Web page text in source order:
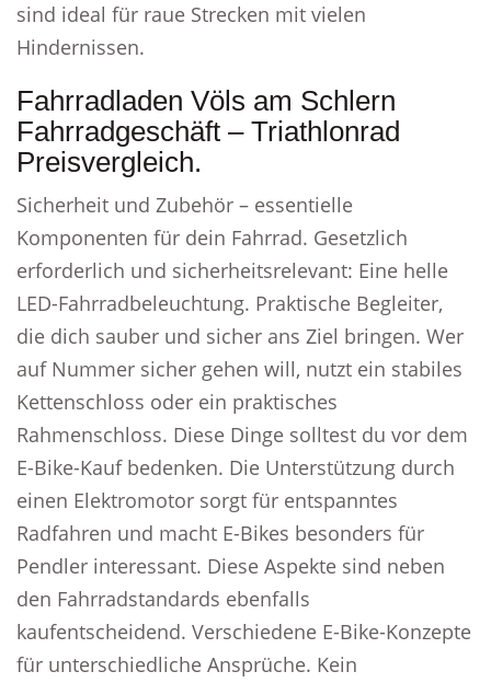
sind ideal für raue Strecken mit vielen
Hindernissen.
Fahrradladen Völs am Schlern
Fahrradgeschäft – Triathlonrad
Preisvergleich.
Sicherheit und Zubehör – essentielle
Komponenten für dein Fahrrad. Gesetzlich
erforderlich und sicherheitsrelevant: Eine helle
LED-Fahrradbeleuchtung. Praktische Begleiter,
die dich sauber und sicher ans Ziel bringen. Wer
auf Nummer sicher gehen will, nutzt ein stabiles
Kettenschloss oder ein praktisches
Rahmenschloss. Diese Dinge solltest du vor dem
E-Bike-Kauf bedenken. Die Unterstützung durch
einen Elektromotor sorgt für entspanntes
Radfahren und macht E-Bikes besonders für
Pendler interessant. Diese Aspekte sind neben
den Fahrradstandards ebenfalls
kaufentscheidend. Verschiedene E-Bike-Konzepte
für unterschiedliche Ansprüche. Kein